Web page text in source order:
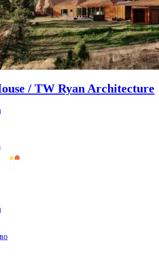
/ TW Ryan Architecture